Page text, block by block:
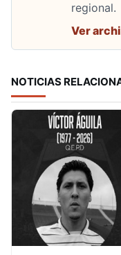
regional.
Ver
NOTICIAS